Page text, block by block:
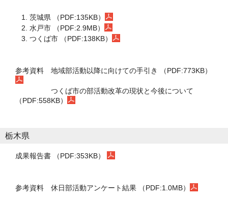
茨城県 （PDF:135KB）
水戸市 （PDF:2.9MB）
つくば市 （PDF:138KB）
参考資料 地域部活動以降に向けての手引き （PDF:773KB）
つくば市の部活動改革の現状と今後について
（PDF:558KB）
栃木県
成果報告書 （PDF:353KB）
参考資料 休日部活動アンケート結果 （PDF:1.0MB）